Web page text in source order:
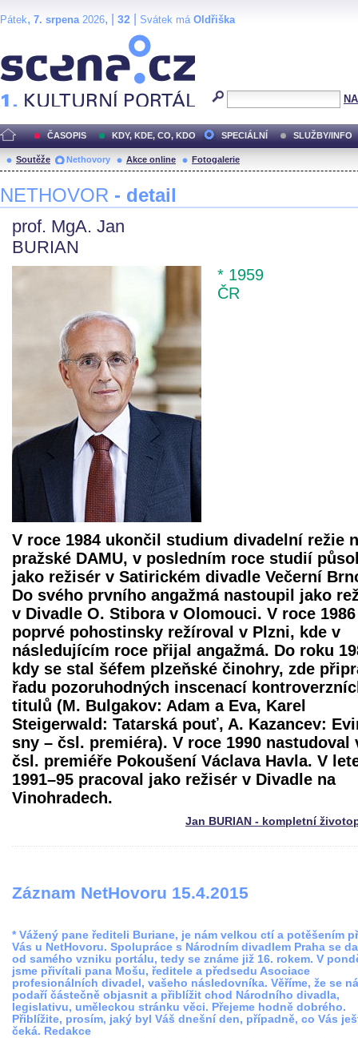
Pátek, 7. srpena2026, | 32 Svátek má Oldřiška
ČASOPIS KDY, KDE, CO, KDO SPECIÁLNÍ SLUŽBY/INFO
Soutěže Nethovory Akce online Fotogalerie
NETHOVOR - detail
prof. MgA. Jan
BURIAN
* 1959
ČR
V roce 1984 ukončil studium divadelní režie
pražské DAMU, v posledním roce studií
jako režisér v Satirickém divadle Večerní
Do svého prvního angažmá nastoupil jako
v Divadle O. Stibora v Olomouci. V roce 1986
poprvé pohostinsky režíroval v Plzni, kde v
následujícím roce přijal angažmá. Do roku
kdy se stal šéfem plzeňské činohry, zde
řadu pozoruhodných inscenací
titulů (M. Bulgakov: Adam a Eva, Karel
Steigerwald: Tatarská pouť, A. Kazancev:
sny – čsl. premiéra). V roce 1990 nastudoval
čsl. premiéře Pokoušení Václava Havla. V
1991–95 pracoval jako režisér v Divadle na
Vinohradech.
Jan BURIAN - kompletní
Záznam NetHovoru 15.4.2015
* Vážený pane řediteli Buriane, je nám velkou ctí a potěšením
Vás u NetHovoru. Spolupráce s Národním divadlem Praha se
od samého vzniku portálu, tedy se známe již 16. rokem. V
jsme přivítali pana Mošu, ředitele a předsedu Asociace
profesionálních divadel, vašeho následovníka. Věříme, že se
podaří částečně objasnit a přiblížit chod Národního divadla,
legislativu, uměleckou stránku věci. Přejeme hodně dobrého.
Přiblížite, prosím, jaký byl Váš dnešní den, případně, co Vás
čeká. Redakce